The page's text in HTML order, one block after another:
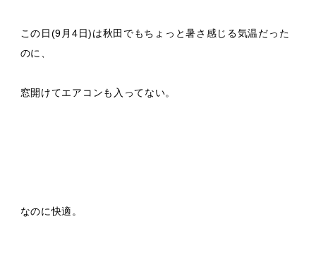
この日(9月4日)は秋田でもちょっと暑さ感じる気温だった
のに、
窓開けてエアコンも入ってない。
なのに快適。